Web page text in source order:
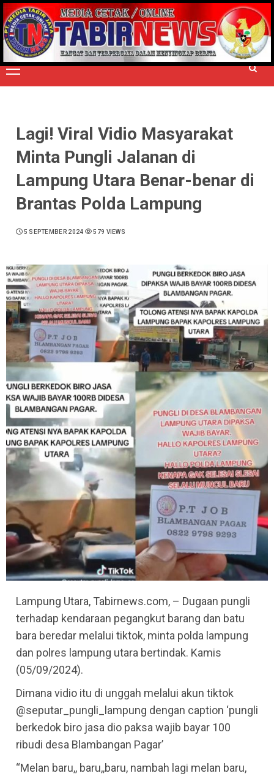
Skip
to
content
TERPERCAYA MENYINGKAP BERITA
Primary
Menu
Lagi! Viral Vidio Masyarakat
Minta Pungli Jalanan di
Lampung Utara Benar-benar di
Brantas Polda Lampung
5 SEPTEMBER 2024 579 VIEWS
Lampung Utara, Tabirnews.com, – Dugaan pungli
terhadap kendaraan pegangkut barang dan batu
bara beredar melalui tiktok, minta polda lampung
dan polres lampung utara bertindak. Kamis
(05/09/2024).
Dimana vidio itu di unggah melalui akun tiktok
@seputar_pungli_lampung dengan caption ‘pungli
berkedok biro jasa dio paksa wajib bayar 100
ribudi desa Blambangan Pagar’
“Melan baru,, baru,,baru, nambah lagi melan baru,